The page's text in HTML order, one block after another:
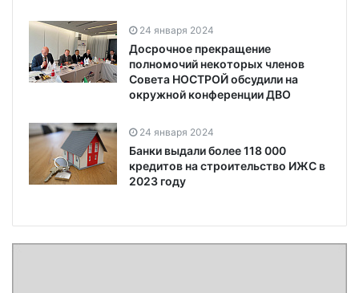
24 января 2024
Досрочное прекращение
полномочий некоторых членов
Совета НОСТРОЙ обсудили на
окружной конференции ДВО
24 января 2024
Банки выдали более 118 000
кредитов на строительство ИЖС в
2023 году